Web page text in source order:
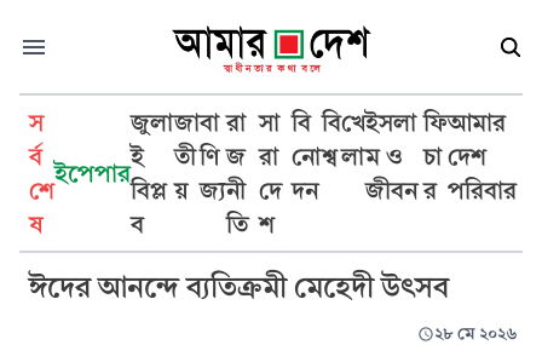
স
র্ব
শে
ষ
ইপেপার
জুলা
ই
বিপ্ল
ব
জা
তী
য়
বা
ণি
জ্য
রা
জ
নী
তি
সা
রা
দে
শ
বি
নো
দন
বি
শ্ব
খে
লা
ইসলা
ম ও
জীবন
ফি
চা
র
আমার
দেশ
পরিবার
উৎসব
ঈদের আনন্দে ব্যতিক্রমী মেহেদী উৎসব
২৮ মে ২০২৬